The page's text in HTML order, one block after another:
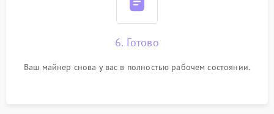
6. Готово
Ваш майнер снова у вас в полностью рабочем состоянии.